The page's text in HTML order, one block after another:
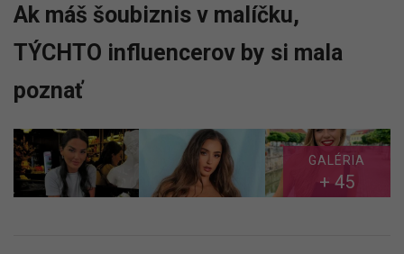
Ak máš šoubiznis v malíčku,
TÝCHTO influencerov by si mala
poznať
GALÉRIA
+ 45